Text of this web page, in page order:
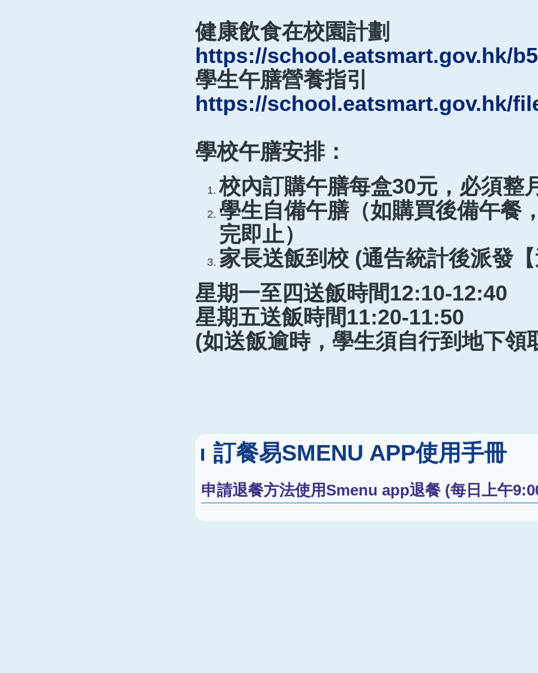
健康飲食在校園計劃
https://school.eatsmart.gov.hk/
學生午膳營養指引
https://school.eatsmart.gov.hk/
學校午膳安排：
校內訂購午膳每盒30元，必須整
學生自備午膳（如購買後備午餐
完即止）
家長送飯到校 (通告統計後派發
星期一至四送飯時間12:10-12:40
星期五送飯時間11:20-11:50
(如送飯逾時，學生須自行到地下領
訂餐易SMENU APP使用手冊
申請退餐方法使用Smenu app退餐 (每日上午